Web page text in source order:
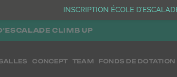
CLIMB UP
CONCEPT TEAM FONDS DE DOTATION
INSCRIPTION ÉCOLE